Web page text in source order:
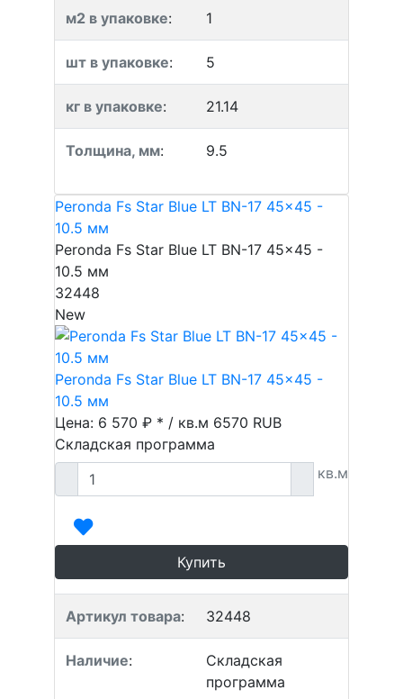
м2 в упаковке: 1
шт в упаковке: 5
кг в упаковке: 21.14
Толщина, мм: 9.5
Peronda Fs Star Blue LT BN-17 45x45 -
10.5 мм
Peronda Fs Star Blue LT BN-17 45x45 -
10.5 мм
32448
New
Peronda Fs Star Blue LT BN-17 45x45 -
10.5 мм
Цена: 6 570 ₽ * / кв.м 6570 RUB
Складская программа
кв.м
Купить
Артикул товара: 32448
Наличие:
Складская
программа